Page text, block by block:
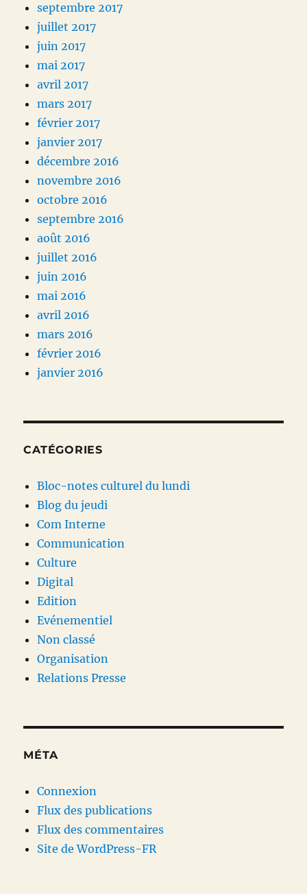
septembre 2017
juillet 2017
juin 2017
mai 2017
avril 2017
mars 2017
février 2017
janvier 2017
décembre 2016
novembre 2016
octobre 2016
septembre 2016
août 2016
juillet 2016
juin 2016
mai 2016
avril 2016
mars 2016
février 2016
janvier 2016
CATÉGORIES
Bloc-notes culturel du lundi
Blog du jeudi
Com Interne
Communication
Culture
Digital
Edition
Evénementiel
Non classé
Organisation
Relations Presse
MÉTA
Connexion
Flux des publications
Flux des commentaires
Site de WordPress-FR